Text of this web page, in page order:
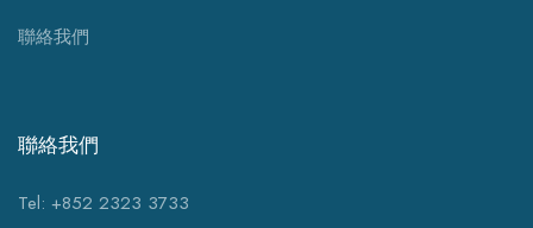
聯絡我們
聯絡我們
Tel: +852 2323 3733